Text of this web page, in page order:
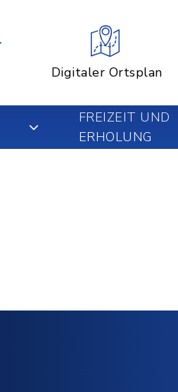
Digitaler Ortsplan
FREIZEIT UND
ERHOLUNG